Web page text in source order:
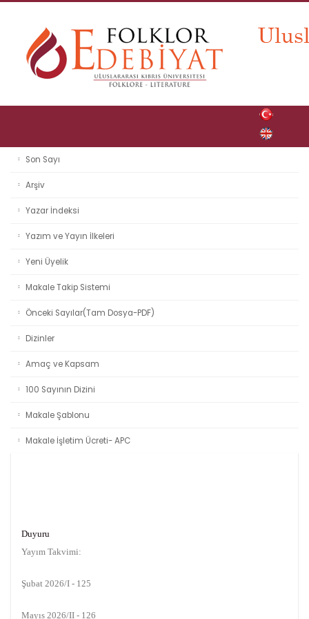
Son Sayı
Arşiv
Yazar İndeksi
Yazım ve Yayın İlkeleri
Yeni Üyelik
Makale Takip Sistemi
Önceki Sayılar(Tam Dosya-PDF)
Dizinler
Amaç ve Kapsam
100 Sayının Dizini
Makale Şablonu
Makale İşletim Ücreti- APC
Duyuru
Yayım Takvimi:
Şubat 2026/I - 125
Mayıs 2026/II - 126